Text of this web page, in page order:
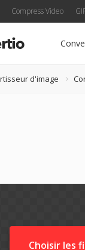
Compress Video
d'image
Choisir les